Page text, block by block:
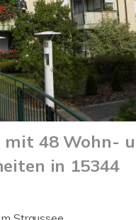
mit 48 Wohn-
in 15344